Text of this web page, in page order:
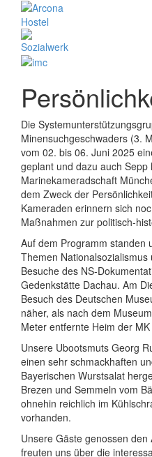
Die
Minensuchgeschwaders (3.
vom 02. bis 06. Juni 2025
geplant und dazu auch
Marinekameradschaft
dem Zweck der
Kameraden erinnern sich
Maßnahmen zur politisch-
Auf dem Programm standen
Themen
Besuche des NS-
Gedenkstätte Dachau. Am
Besuch des Deutschen
näher, als nach dem
Meter entfernte Heim der
Unsere Ubootsmuts Georg
einen sehr schmackhaften
Bayerischen Wurstsalat
Brezen und Semmeln vom
ohnehin reichlich im
vorhanden.
Unsere Gäste genossen
freuten uns über die